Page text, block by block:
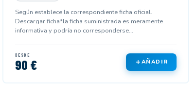
Según establece la correspondiente ficha oficial.
Descargar ficha*la ficha suministrada es meramente
informativa y podría no corresponderse...
DESDE
90 € AÑADIR